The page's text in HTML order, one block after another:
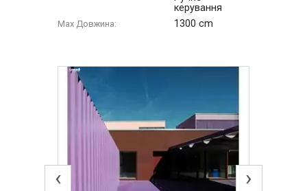
керування
Max Довжина: 1300 cm
‹ ›